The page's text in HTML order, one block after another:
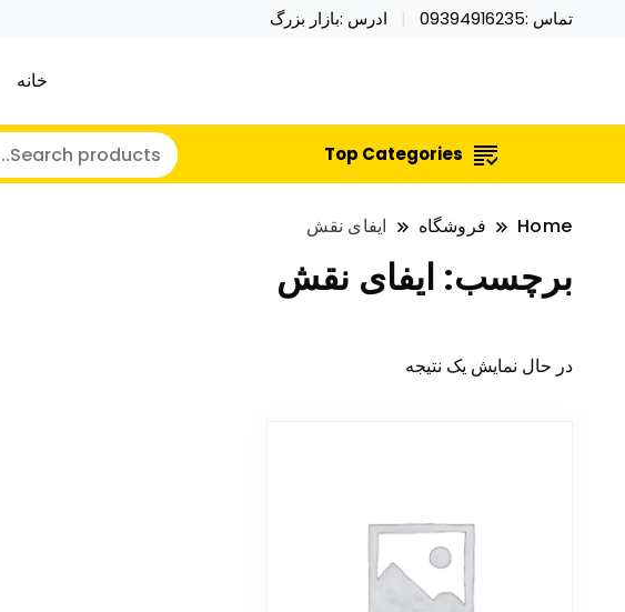
تماس :09394916235 ادرس :بازار بزرگ
نایکر توی فروش عمده لوازم هالووین ولن
خرید محصولات خاص فیجت اسباب بازی تراول ماگ نایکر توی
خانه
Top Categories
Home فروشگاه ایفای نقش
برچسب: ایفای نقش
در حال نمایش یک نتیجه